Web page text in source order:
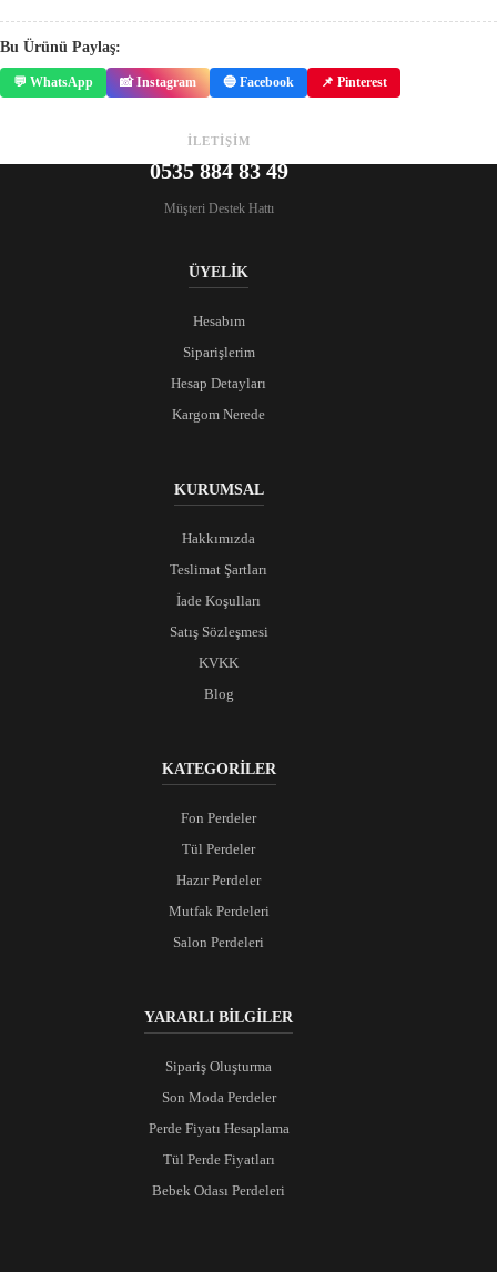
Bu Ürünü Paylaş:
💬 WhatsApp 📸 Instagram 🔵 Facebook 📌 Pinterest
İLETİŞİM
0535 884 83 49
Müşteri Destek Hattı
ÜYELİK
Hesabım
Siparişlerim
Hesap Detayları
Kargom Nerede
KURUMSAL
Hakkımızda
Teslimat Şartları
İade Koşulları
Satış Sözleşmesi
KVKK
Blog
KATEGORİLER
Fon Perdeler
Tül Perdeler
Hazır Perdeler
Mutfak Perdeleri
Salon Perdeleri
YARARLI BİLGİLER
Sipariş Oluşturma
Son Moda Perdeler
Perde Fiyatı Hesaplama
Tül Perde Fiyatları
Bebek Odası Perdeleri